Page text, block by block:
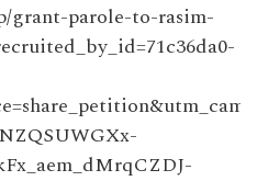
grant-parole-to-rasim-